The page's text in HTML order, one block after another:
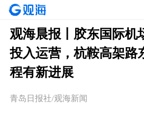
观海晨报丨胶东国际机
投入运营，杭鞍高架路
程有新进展
青岛日报社/观海新闻